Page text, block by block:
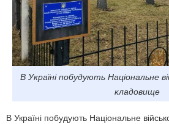
В Україні побудують Національне
кладовище
В Україні побудують Національне